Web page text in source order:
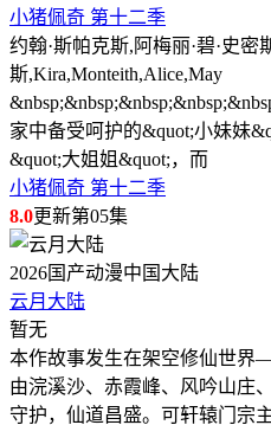
小猪佩奇 第十二季
约翰·斯帕克斯,阿梅丽·碧·史密
斯,Kira,Monteith,Alice,May
家中备受呵护的&quot;小妹妹
&quot;大姐姐&quot;，而
小猪佩奇 第十二季
8.0更新第05集
2026国产动漫中国大陆
云月大陆
暂无
本作故事发生在架空修仙世
由浣溪沙、赤霞峰、风吟山庄
守护，仙道昌盛。可轩辕门宗